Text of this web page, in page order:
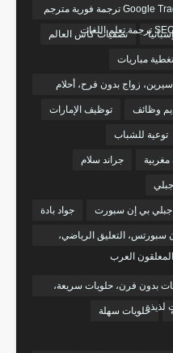
ترجمة ترجمه Google Traduction gg traduction ترجمة فورية مترجم
تصفيات كأس العالم
تغطية مباريات
سيرين، زواج بدون فرح، أحلام
وظائف توظيف الإمارات
توعية للشباب
مغربية جراند سلام
بي إن سبورت جواد بادة
التعليق الرياضي،
العرب
بدون فرن، حلويات سريعة،
لذيذةحلويات سهلة